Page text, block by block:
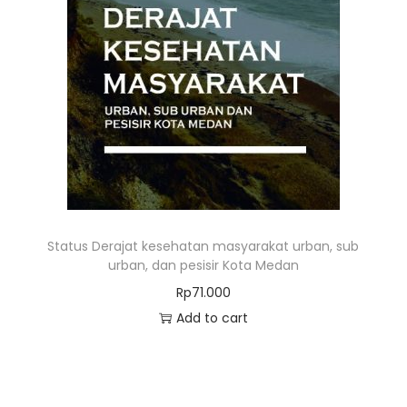
Status Derajat kesehatan masyarakat urban, sub
urban, dan pesisir Kota Medan
Rp71.000
Add to cart